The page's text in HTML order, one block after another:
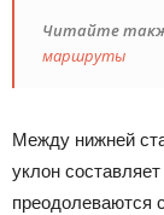
Читайте
маршруты
Между нижней
уклон
преодолеваются